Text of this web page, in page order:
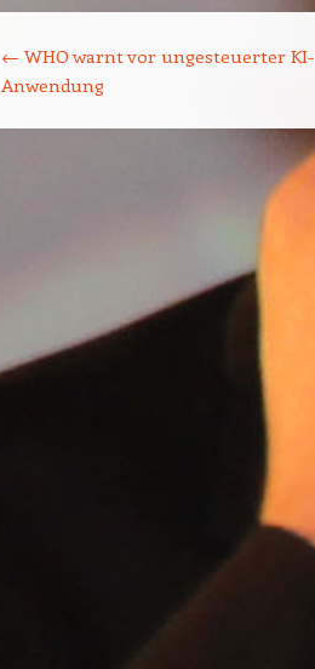
← WHO warnt vor ungesteuerter KI-
Anwendung